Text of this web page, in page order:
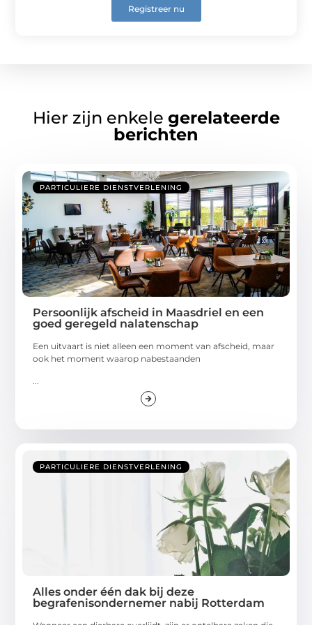
Registreer nu
Hier zijn enkele gerelateerde
berichten
PARTICULIERE DIENSTVERLENING
Persoonlijk afscheid in Maasdriel en een
goed geregeld nalatenschap
Een uitvaart is niet alleen een moment van afscheid, maar
ook het moment waarop nabestaanden
...
PARTICULIERE DIENSTVERLENING
Alles onder één dak bij deze
begrafenisondernemer nabij Rotterdam